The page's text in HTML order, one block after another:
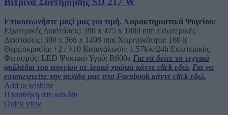
Επικοινωνήστε μαζί μας για τιμή. Χαρακτηριστικά Ψυγείου:
Εξωτερικές Διαστάσεις: 390 x 475 x 1880 mm Εσωτερικές
Διαστάσεις: 300 x 366 x 1498 mm Χωρητικότητα: 160 lt
Θερμοκρασία: +2 / +10 Κατανάλωση: 1,57kw/24h Εσωτερικός
Φωτισμός: LED Ψυκτικό Υγρό: R600a Για να δείτε το τεχνικό
φυλλάδιο του ψυγείου σε λευκό χρώμα κάντε click εδώ. Για να
επισκεφτείτε την σελίδα μας στο Facebook κάντε click εδώ.
Add to wishlist
Προσθήκη στο καλάθι
Quick view